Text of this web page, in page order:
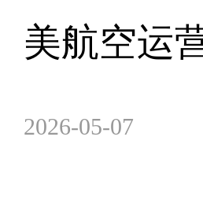
美航空运
2026-05-07